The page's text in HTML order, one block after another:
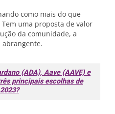
como mais do que
uma proposta de valor
da comunidade, a
abrangente.
(ADA), Aave (AAVE) e
principais escolhas de